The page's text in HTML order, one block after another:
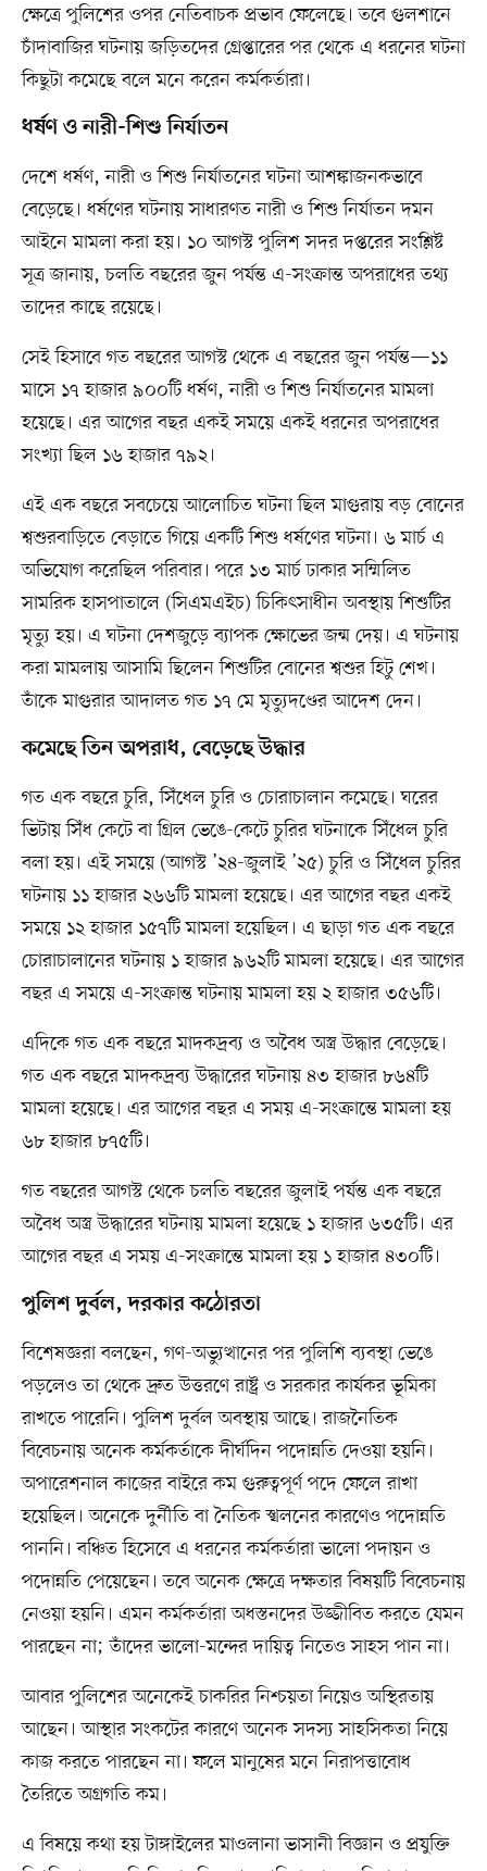
ক্ষেত্রে পুলিশের ওপর নেতিবাচক প্রভাব ফেলেছে। তবে গুলশানে
চাঁদাবাজির ঘটনায় জড়িতদের গ্রেপ্তারের পর থেকে এ ধরনের ঘটনা
কিছুটা কমেছে বলে মনে করেন কর্মকর্তারা।
ধর্ষণ ও নারী-শিশু নির্যাতন
দেশে ধর্ষণ, নারী ও শিশু নির্যাতনের ঘটনা আশঙ্কাজনকভাবে
বেড়েছে। ধর্ষণের ঘটনায় সাধারণত নারী ও শিশু নির্যাতন দমন
আইনে মামলা করা হয়। ১০ আগস্ট পুলিশ সদর দপ্তরের সংশ্লিষ্ট
সূত্র জানায়, চলতি বছরের জুন পর্যন্ত এ-সংক্রান্ত অপরাধের তথ্য
তাদের কাছে রয়েছে।
সেই হিসাবে গত বছরের আগস্ট থেকে এ বছরের জুন পর্যন্ত—১১
মাসে ১৭ হাজার ৯০০টি ধর্ষণ, নারী ও শিশু নির্যাতনের মামলা
হয়েছে। এর আগের বছর একই সময়ে একই ধরনের অপরাধের
সংখ্যা ছিল ১৬ হাজার ৭৯২।
এই এক বছরে সবচেয়ে আলোচিত ঘটনা ছিল মাগুরায় বড় বোনের
শ্বশুরবাড়িতে বেড়াতে গিয়ে একটি শিশু ধর্ষণের ঘটনা। ৬ মার্চ এ
অভিযোগ করেছিল পরিবার। পরে ১৩ মার্চ ঢাকার সম্মিলিত
সামরিক হাসপাতালে (সিএমএইচ) চিকিৎসাধীন অবস্থায় শিশুটির
মৃত্যু হয়। এ ঘটনা দেশজুড়ে ব্যাপক ক্ষোভের জন্ম দেয়। এ ঘটনায়
করা মামলায় আসামি ছিলেন শিশুটির বোনের শ্বশুর হিটু শেখ।
তাঁকে মাগুরার আদালত গত ১৭ মে মৃত্যুদণ্ডের আদেশ দেন।
কমেছে তিন অপরাধ, বেড়েছে উদ্ধার
গত এক বছরে চুরি, সিঁধেল চুরি ও চোরাচালান কমেছে। ঘরের
ভিটায় সিঁধ কেটে বা গ্রিল ভেঙে-কেটে চুরির ঘটনাকে সিঁধেল চুরি
বলা হয়। এই সময়ে (আগস্ট ’২৪-জুলাই ’২৫) চুরি ও সিঁধেল চুরির
ঘটনায় ১১ হাজার ২৬৬টি মামলা হয়েছে। এর আগের বছর একই
সময়ে ১২ হাজার ১৫৭টি মামলা হয়েছিল। এ ছাড়া গত এক বছরে
চোরাচালানের ঘটনায় ১ হাজার ৯৬২টি মামলা হয়েছে। এর আগের
বছর এ সময়ে এ-সংক্রান্ত ঘটনায় মামলা হয় ২ হাজার ৩৫৬টি।
এদিকে গত এক বছরে মাদকদ্রব্য ও অবৈধ অস্ত্র উদ্ধার বেড়েছে।
গত এক বছরে মাদকদ্রব্য উদ্ধারের ঘটনায় ৪৩ হাজার ৮৬৪টি
মামলা হয়েছে। এর আগের বছর এ সময় এ-সংক্রান্তে মামলা হয়
৬৮ হাজার ৮৭৫টি।
গত বছরের আগস্ট থেকে চলতি বছরের জুলাই পর্যন্ত এক বছরে
অবৈধ অস্ত্র উদ্ধারের ঘটনায় মামলা হয়েছে ১ হাজার ৬৩৫টি। এর
আগের বছর এ সময় এ-সংক্রান্তে মামলা হয় ১ হাজার ৪৩০টি।
পুলিশ দুর্বল, দরকার কঠোরতা
বিশেষজ্ঞরা বলছেন, গণ-অভ্যুত্থানের পর পুলিশি ব্যবস্থা ভেঙে
পড়লেও তা থেকে দ্রুত উত্তরণে রাষ্ট্র ও সরকার কার্যকর ভূমিকা
রাখতে পারেনি। পুলিশ দুর্বল অবস্থায় আছে। রাজনৈতিক
বিবেচনায় অনেক কর্মকর্তাকে দীর্ঘদিন পদোন্নতি দেওয়া হয়নি।
অপারেশনাল কাজের বাইরে কম গুরুত্বপূর্ণ পদে ফেলে রাখা
হয়েছিল। অনেকে দুর্নীতি বা নৈতিক স্খলনের কারণেও পদোন্নতি
পাননি। বঞ্চিত হিসেবে এ ধরনের কর্মকর্তারা ভালো পদায়ন ও
পদোন্নতি পেয়েছেন। তবে অনেক ক্ষেত্রে দক্ষতার বিষয়টি বিবেচনায়
নেওয়া হয়নি। এমন কর্মকর্তারা অধস্তনদের উজ্জীবিত করতে যেমন
পারছেন না; তাঁদের ভালো-মন্দের দায়িত্ব নিতেও সাহস পান না।
আবার পুলিশের অনেকেই চাকরির নিশ্চয়তা নিয়েও অস্থিরতায়
আছেন। আস্থার সংকটের কারণে অনেক সদস্য সাহসিকতা নিয়ে
কাজ করতে পারছেন না। ফলে মানুষের মনে নিরাপত্তাবোধ
তৈরিতে অগ্রগতি কম।
এ বিষয়ে কথা হয় টাঙ্গাইলের মাওলানা ভাসানী বিজ্ঞান ও প্রযুক্তি